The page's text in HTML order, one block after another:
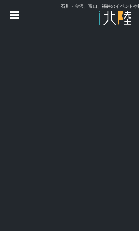
石川・金沢、富山、福井のイベント